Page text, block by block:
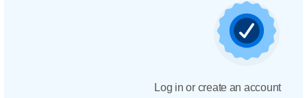
Log in or create an account